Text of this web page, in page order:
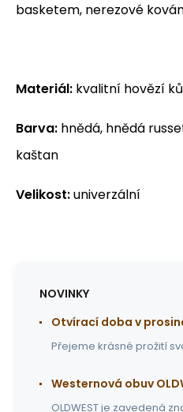
basketem, nerezové
Materiál: kvalitní hovězí
Barva: hnědá, hnědá
kaštan
Velikost:univerzální
NOVINKY
Otvírací doba v
Přejeme krásné prožití
Westernová obuv
OLDWEST je zavedená